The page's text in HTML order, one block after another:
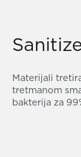
Materijali
tretmanom
bakterija za